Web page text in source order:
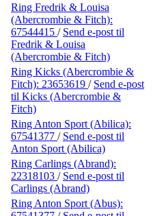
Ring Fredrik & Louisa
(Abercrombie & Fitch):
67544415 / Send e-post til
Fredrik & Louisa
(Abercrombie & Fitch)
Ring Kicks (Abercrombie &
Fitch): 23653619 / Send e-post
til Kicks (Abercrombie &
Fitch)
Ring Anton Sport (Abilica):
67541377 / Send e-post til
Anton Sport (Abilica)
Ring Carlings (Abrand):
22318103 / Send e-post til
Carlings (Abrand)
Ring Anton Sport (Abus):